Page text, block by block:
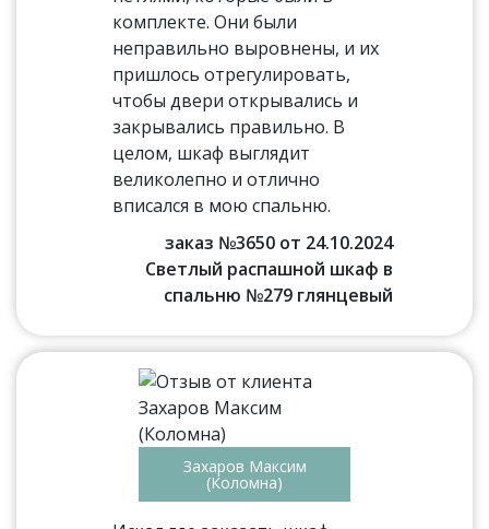
комплекте. Они были
неправильно выровнены, и их
пришлось отрегулировать,
чтобы двери открывались и
закрывались правильно. В
целом, шкаф выглядит
великолепно и отлично
вписался в мою спальню.
заказ №3650 от 24.10.2024
Светлый распашной шкаф в
спальню №279 глянцевый
Захаров Максим
(Коломна)